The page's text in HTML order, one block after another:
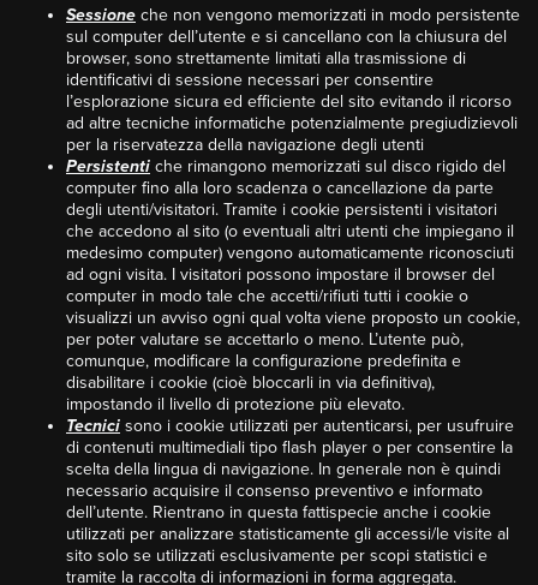
Sessione che non vengono memorizzati in modo persistente
sul computer dell’utente e si cancellano con la chiusura del
browser, sono strettamente limitati alla trasmissione di
identificativi di sessione necessari per consentire
l’esplorazione sicura ed efficiente del sito evitando il ricorso
ad altre tecniche informatiche potenzialmente pregiudizievoli
per la riservatezza della navigazione degli utenti
Persistenti che rimangono memorizzati sul disco rigido del
computer fino alla loro scadenza o cancellazione da parte
degli utenti/visitatori. Tramite i cookie persistenti i visitatori
che accedono al sito (o eventuali altri utenti che impiegano il
medesimo computer) vengono automaticamente riconosciuti
ad ogni visita. I visitatori possono impostare il browser del
computer in modo tale che accetti/rifiuti tutti i cookie o
visualizzi un avviso ogni qual volta viene proposto un cookie,
per poter valutare se accettarlo o meno. L’utente può,
comunque, modificare la configurazione predefinita e
disabilitare i cookie (cioè bloccarli in via definitiva),
impostando il livello di protezione più elevato.
Tecnici sono i cookie utilizzati per autenticarsi, per usufruire
di contenuti multimediali tipo flash player o per consentire la
scelta della lingua di navigazione. In generale non è quindi
necessario acquisire il consenso preventivo e informato
dell’utente. Rientrano in questa fattispecie anche i cookie
utilizzati per analizzare statisticamente gli accessi/le visite al
sito solo se utilizzati esclusivamente per scopi statistici e
tramite la raccolta di informazioni in forma aggregata.